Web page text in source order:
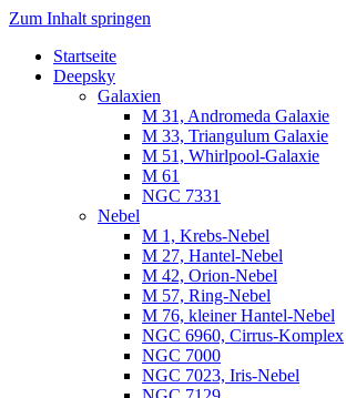
Zum Inhalt springen
Luvima – Astrofotografie
Astrofotografie in Norddeutschland
Startseite
Deepsky
Galaxien
M 31, Andromeda Galaxie
M 33, Triangulum Galaxie
M 51, Whirlpool-Galaxie
M 61
NGC 7331
Nebel
M 1, Krebs-Nebel
M 27, Hantel-Nebel
M 42, Orion-Nebel
M 57, Ring-Nebel
M 76, kleiner Hantel-Nebel
NGC 6960, Cirrus-Komplex
NGC 7000
NGC 7023, Iris-Nebel